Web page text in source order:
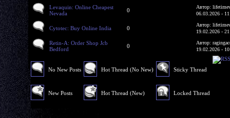
Levaquin: Online Cheapest
Nevada
0
Автор:
06.03.2026 -
Cytotec: Buy Online India 0
Автор:
19.02.2026 -
Retin-A: Order Shop Jcb
Bedford
0
Автор:
19.02.2026 -
No New Posts
New Posts
Hot Thread (No New)
Hot Thread (New)
Sticky Thread
Locked Thread